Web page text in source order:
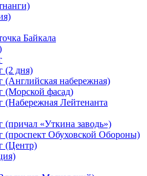
Байкала
(2 дня)
(Английская набережная)
(Морской фасад)
(Набережная Лейтенанта
(причал «Уткина заводь»)
(проспект Обуховской Обороны)
(Центр)